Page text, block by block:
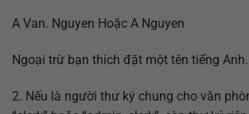
A Van. Nguyen Hoặc A Nguyen
Ngoại trừ bạn thích đặt một tên tiếng Anh.
2. Nếu là người thư ký chung cho văn